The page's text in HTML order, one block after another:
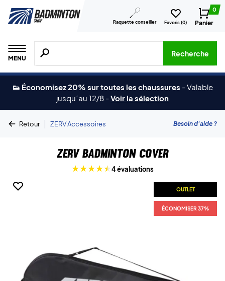
Raquette conseiller Favoris (0)
0
Panier
MENU
Recherche de produits, de marques, etc.
Recherche
👟 Économisez 20% sur toutes les chaussures -Valable
jusqu´au 12/8 -Voir la sélection
Retour | ZERV Accessoires Besoin d'aide ?
ZERV Badminton Cover
4 évaluations
OUTLET
ÉCONOMISER 37%